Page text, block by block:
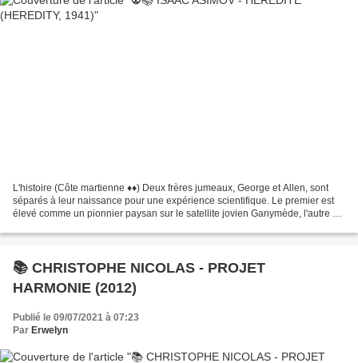
L'histoire (Côte martienne ♦♦) Deux frères jumeaux, George et Allen, sont
séparés à leur naissance pour une expérience scientifique. Le premier est
élevé comme un pionnier paysan sur le satellite jovien Ganymède, l'autre en
📚 CHRISTOPHE NICOLAS - PROJET
HARMONIE (2012)
Publié le 09/07/2021 à 07:23
Par Erwelyn